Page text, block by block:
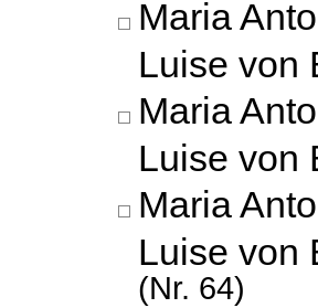
Maria
Luise von
Maria
Luise von
Maria
Luise von
(Nr. 64)